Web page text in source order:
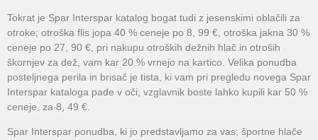
Tokrat je Spar Interspar katalog bogat tudi z jesenskimi oblačili za
otroke; otroška flis jopa 40 % ceneje po 8, 99 €, otroška jakna 30 %
ceneje po 27, 90 €, pri nakupu otroških dežnih hlač in otroših
škornjev za dež, vam kar 20 % vrnejo na kartico. Velika ponudba
posteljnega perila in brisač je tista, ki vam pri pregledu novega Spar
Interspar kataloga pade v oči; vzglavnik boste lahko kupili kar 50 %
ceneje, za 8, 49 €.
Spar Interspar ponudba, ki jo predstavljamo za vas; športne hlače